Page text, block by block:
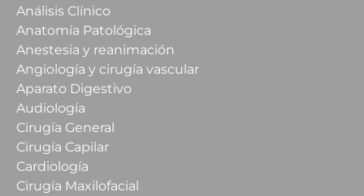
Análisis Clínico
Anatomía Patológica
Anestesia y reanimación
Angiología y cirugía vascular
Aparato Digestivo
Audiología
Cirugía General
Cirugía Capilar
Cardiología
Cirugía Maxilofacial